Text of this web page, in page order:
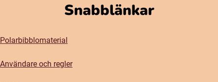
Snabblänkar
Polarbibblomaterial
Användare och regler